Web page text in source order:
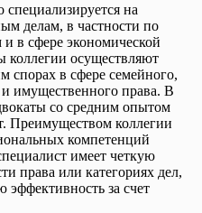
специализируется на
делам, в частности по
в сфере экономической
коллегии осуществляют
спорах в сфере семейного,
и имущественного права. В
со средним опытом
Преимуществом коллегии
компетенций
имеет четкую
права или категориях дел,
эффективность за счет